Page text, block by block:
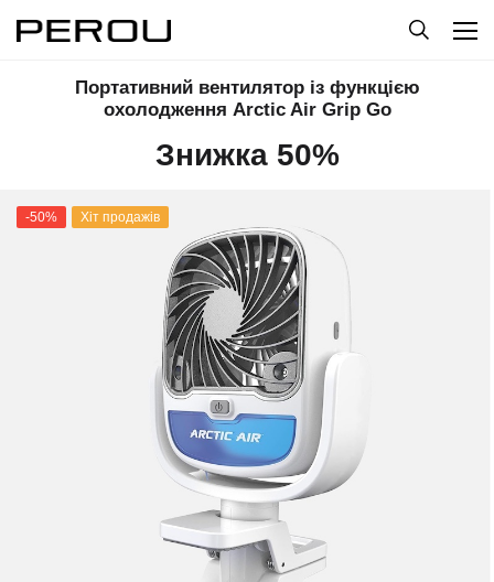
Портативний вентилятор із функцією
охолодження Arctic Air Grip Go
Знижка 50%
-50% Хіт продажів